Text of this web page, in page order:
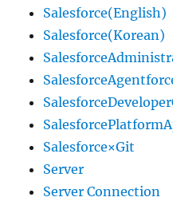
Salesforce(English)
Salesforce(Korean)
Salesforce×Git
Server
Server Connection